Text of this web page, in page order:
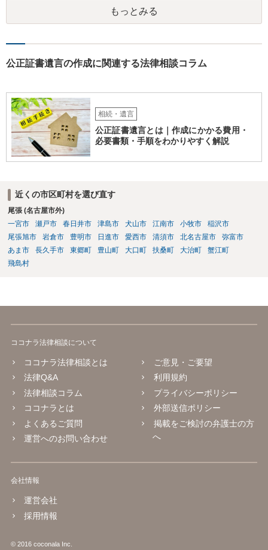
れます。 それか、しばらく我慢して、社長が没した後に相続人から承
継させるしかないように思えます。 私見ながらご参考まで。
もっとみる
公正証書遺言の作成に関連する法律相談コラム
相続・遺言
公正証書遺言とは｜作成にかかる費用・
必要書類・手順をわかりやすく解説
近くの市区町村を選び直す
尾張 (名古屋市外)
一宮市
瀬戸市 春日井市 津島市 犬山市 江南市 小牧市
稲沢市
尾張旭市
岩倉市 豊明市 日進市 愛西市 清須市 北名古屋市
弥富市
あま市
長久手市 東郷町 豊山町 大口町 扶桑町 大治町
蟹江町
飛島村
ココナラ法律相談について
ココナラ法律相談とは
法律Q&A
法律相談コラム
ココナラとは
よくあるご質問
運営へのお問い合わせ
ご意見・ご要望
利用規約
プライバシーポリシー
外部送信ポリシー
掲載をご検討の弁護士の方
へ
会社情報
運営会社
採用情報
© 2016 coconala Inc.